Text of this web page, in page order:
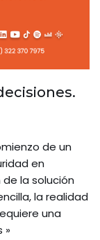
de un
en
la solución
la realidad
una
»